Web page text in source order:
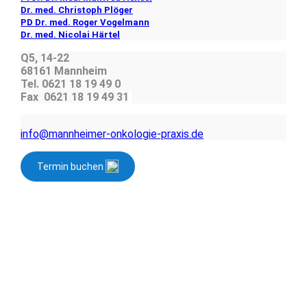
Dr. med. Christoph Plöger
PD Dr. med. Roger Vogelmann
Dr. med. Nicolai Härtel
Q5, 14-22
68161 Mannheim
Tel. 0621 18 19 49 0
Fax 0621 18 19 49 31
info@mannheimer-onkologie-praxis.de